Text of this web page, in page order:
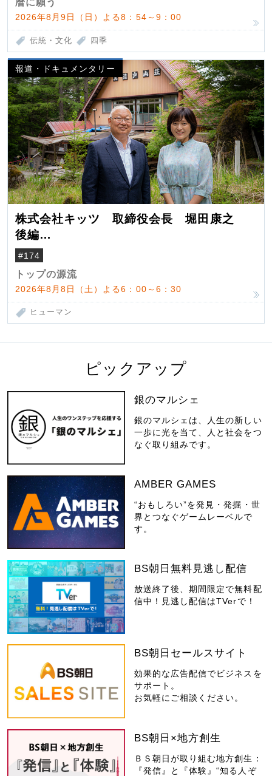
暦に願う
2026年8月9日（日）よる8：54～9：00
伝統・文化 四季
報道・ドキュメンタリー
株式会社キッツ 取締役会長 堀田康之
後編
米国駐在でも浮かんだ八ヶ岳 山小屋を営
んだ父母
#174
トップの源流
2026年8月8日（土）よる6：00～6：30
ヒューマン
ピックアップ
銀のマルシェ
銀のマルシェは、人生の新しい
一歩に光を当て、人と社会をつ
なぐ取り組みです。
AMBER GAMES
“おもしろい”を発見・発掘・世
界とつなぐゲームレーベルで
す。
BS朝日無料見逃し配信
放送終了後、期間限定で無料配
信中！見逃し配信はTVerで！
BS朝日セールスサイト
効果的な広告配信でビジネスを
サポート。
お気軽にご相談ください。
BS朝日×地方創生
ＢＳ朝日が取り組む地方創生：
『発信』と『体験』“知る人ぞ